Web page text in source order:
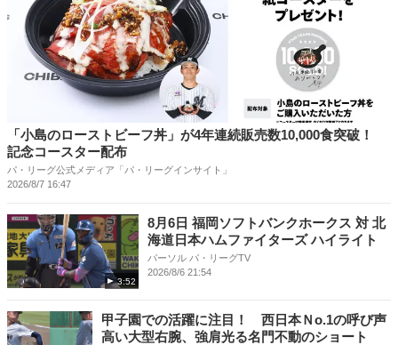
「小島のローストビーフ丼」が4年連続販売数10,000食突破！
記念コースター配布
パ・リーグ公式メディア「パ・リーグインサイト」
2026/8/7 16:47
3:52
8月6日 福岡ソフトバンクホークス 対 北
海道日本ハムファイターズ ハイライト
パーソル パ・リーグTV
2026/8/6 21:54
甲子園での活躍に注目！ 西日本Ｎo.1の呼び声
高い大型右腕、強肩光る名門不動のショート